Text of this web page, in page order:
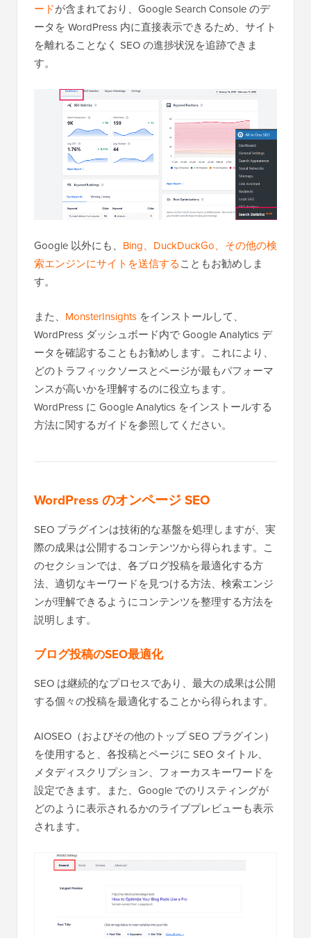
ードが含まれており、Google Search Console のデ
ータを WordPress 内に直接表示できるため、サイト
を離れることなく SEO の進捗状況を追跡できま
す。
Google 以外にも、 Bing、DuckDuckGo、その他の検
索エンジンにサイトを送信することもお勧めしま
す。
また、 MonsterInsights をインストールして、
WordPress ダッシュボード内で Google Analytics デ
ータを確認することもお勧めします。これにより、
どのトラフィックソースとページが最もパフォーマ
ンスが高いかを理解するのに役立ちます。
WordPress に Google Analytics をインストールする
方法に関するガイドを参照してください。
WordPress のオンページ SEO
SEO プラグインは技術的な基盤を処理しますが、実
際の成果は公開するコンテンツから得られます。こ
のセクションでは、各ブログ投稿を最適化する方
法、適切なキーワードを見つける方法、検索エンジ
ンが理解できるようにコンテンツを整理する方法を
説明します。
ブログ投稿のSEO最適化
SEO は継続的なプロセスであり、最大の成果は公開
する個々の投稿を最適化することから得られます。
AIOSEO（およびその他のトップ SEO プラグイン）
を使用すると、各投稿とページに SEO タイトル、
メタディスクリプション、フォーカスキーワードを
設定できます。また、Google でのリスティングが
どのように表示されるかのライブプレビューも表示
されます。